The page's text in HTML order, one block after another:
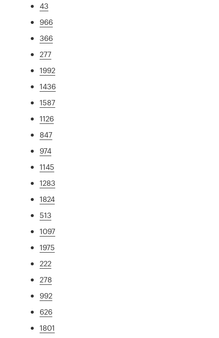
43
966
366
277
1992
1436
1587
1126
847
974
1145
1283
1824
513
1097
1975
222
278
992
626
1801